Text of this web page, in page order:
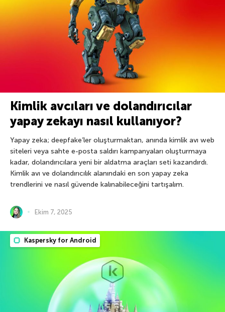
Kimlik avcıları ve dolandırıcılar
yapay zekayı nasıl kullanıyor?
Yapay zeka; deepfake’ler oluşturmaktan, anında kimlik avı web
siteleri veya sahte e-posta saldırı kampanyaları oluşturmaya
kadar, dolandırıcılara yeni bir aldatma araçları seti kazandırdı.
Kimlik avı ve dolandırıcılık alanındaki en son yapay zeka
trendlerini ve nasıl güvende kalınabileceğini tartışalım.
Ekim 7, 2025
Kaspersky for Android